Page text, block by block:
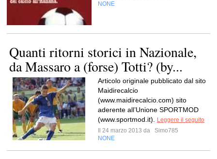
NONE
Quanti ritorni storici in Nazionale,
da Massaro a (forse) Totti? (by...
Articolo originale pubblicato dal sito
Maidirecalcio
(www.maidirecalcio.com) sito
aderente all’Unione SPORTMOD
(www.sportmod.it).
Leggere il seguito
Il 24 marzo 2013 da
Simo785
NONE